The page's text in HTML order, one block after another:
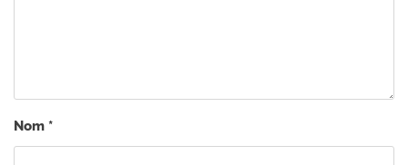
Nom *